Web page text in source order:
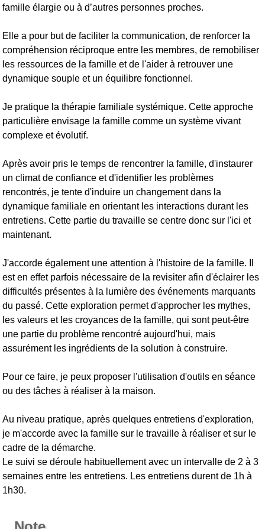
famille élargie ou à d’autres personnes proches.
Elle a pour but de faciliter la communication, de renforcer la
compréhension réciproque entre les membres, de remobiliser
les ressources de la famille et de l'aider à retrouver une
dynamique souple et un équilibre fonctionnel.
Je pratique la thérapie familiale systémique. Cette approche
particulière envisage la famille comme un système vivant
complexe et évolutif.
Après avoir pris le temps de rencontrer la famille, d'instaurer
un climat de confiance et d'identifier les problèmes
rencontrés, je tente d'induire un changement dans la
dynamique familiale en orientant les interactions durant les
entretiens. Cette partie du travaille se centre donc sur l'ici et
maintenant.
J'accorde également une attention à l'histoire de la famille. Il
est en effet parfois nécessaire de la revisiter afin d'éclairer les
difficultés présentes à la lumière des événements marquants
du passé. Cette exploration permet d'approcher les mythes,
les valeurs et les croyances de la famille, qui sont peut-être
une partie du problème rencontré aujourd'hui, mais
assurément les ingrédients de la solution à construire.
Pour ce faire, je peux proposer l'utilisation d'outils en séance
ou des tâches à réaliser à la maison.
Au niveau pratique, après quelques entretiens d'exploration,
je m'accorde avec la famille sur le travaille à réaliser et sur le
cadre de la démarche.
Le suivi se déroule habituellement avec un intervalle de 2 à 3
semaines entre les entretiens. Les entretiens durent de 1h à
1h30.